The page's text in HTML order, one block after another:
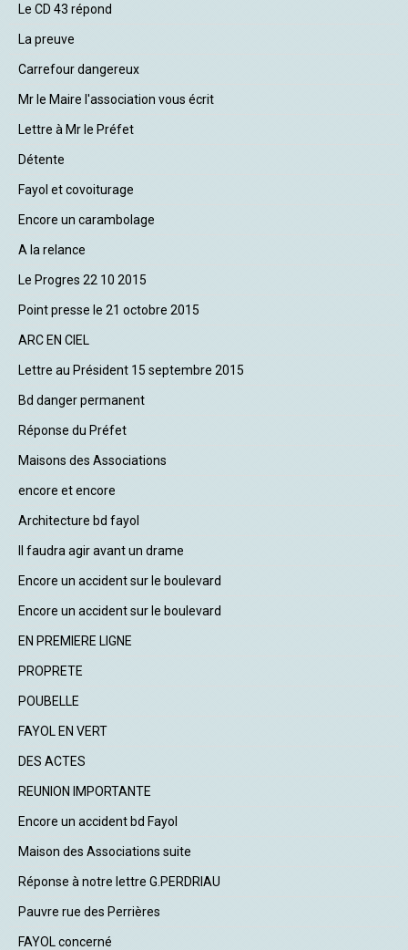
Le CD 43 répond
La preuve
Carrefour dangereux
Mr le Maire l'association vous écrit
Lettre à Mr le Préfet
Détente
Fayol et covoiturage
Encore un carambolage
A la relance
Le Progres 22 10 2015
Point presse le 21 octobre 2015
ARC EN CIEL
Lettre au Président 15 septembre 2015
Bd danger permanent
Réponse du Préfet
Maisons des Associations
encore et encore
Architecture bd fayol
Il faudra agir avant un drame
Encore un accident sur le boulevard
Encore un accident sur le boulevard
EN PREMIERE LIGNE
PROPRETE
POUBELLE
FAYOL EN VERT
DES ACTES
REUNION IMPORTANTE
Encore un accident bd Fayol
Maison des Associations suite
Réponse à notre lettre G.PERDRIAU
Pauvre rue des Perrières
FAYOL concerné